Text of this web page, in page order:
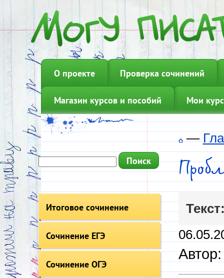
О проекте Проверка сочинений
Магазин курсов и пособий Мои
Итоговое сочинение
Сочинение ЕГЭ
Сочинение ОГЭ
—